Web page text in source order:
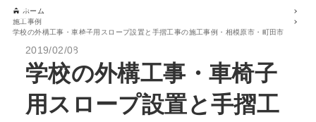
ホーム
施工事例
学校の外構工事・車椅子用スロープ設置と手摺工事の施工事例・相模原市・町田市
2019/02/08
学校の外構工事・車椅子
用スロープ設置と手摺工